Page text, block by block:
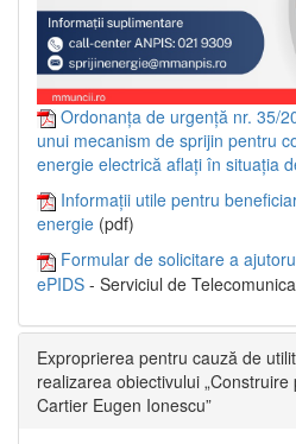
Ordonanța de urgență nr. 35/
unui mecanism de sprijin pentru
energie electrică aflați în situația
Informații utile pentru
energie (pdf)
Formular de solicitare a
ePIDS - Serviciul de
Exproprierea pentru cauză de
realizarea obiectivului
Cartier Eugen Ionescu”